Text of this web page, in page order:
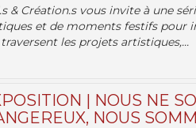
& Création.s vous invite à une
et de moments festifs pour
les projets artistiques,...
| NOUS NE
NOUS